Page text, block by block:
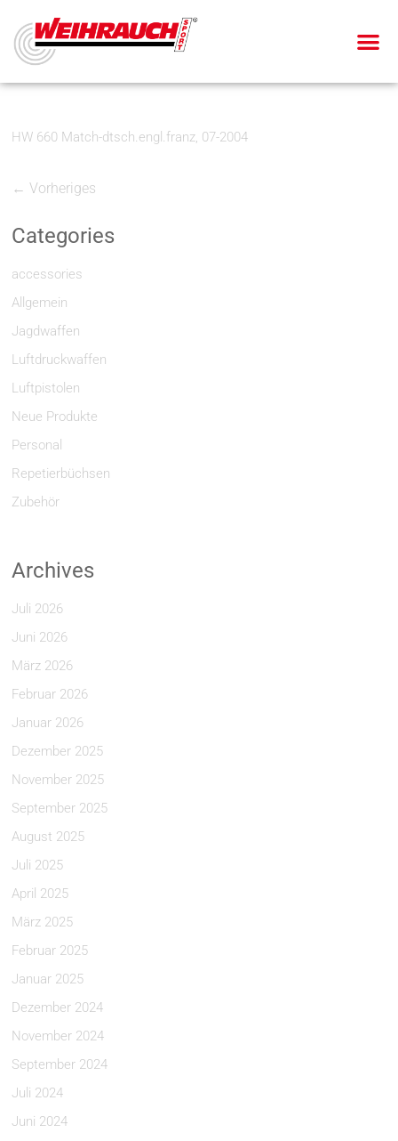
HW 660 Match-dtsch.engl.franz, 07-2004
← Vorheriges
Categories
accessories
Allgemein
Jagdwaffen
Luftdruckwaffen
Luftpistolen
Neue Produkte
Personal
Repetierbüchsen
Zubehör
Archives
Juli 2026
Juni 2026
März 2026
Februar 2026
Januar 2026
Dezember 2025
November 2025
September 2025
August 2025
Juli 2025
April 2025
März 2025
Februar 2025
Januar 2025
Dezember 2024
November 2024
September 2024
Juli 2024
Juni 2024